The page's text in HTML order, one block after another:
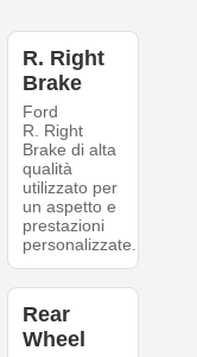
R. Right
Brake
Ford
R. Right
Brake di alta
qualità
utilizzato per
un aspetto e
prestazioni
personalizzate.
Rear
Wheel